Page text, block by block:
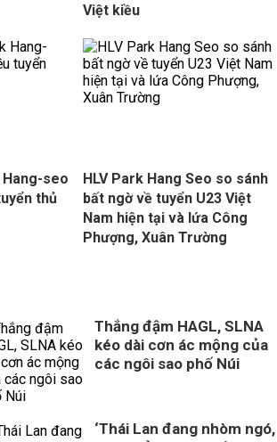
Việt kiều
Hang-seo
thủ
HLV Park Hang Seo so sánh
bất ngờ về tuyển U23 Việt
Nam hiện tại và lứa Công
Phượng, Xuân Trường
Thắng đậm HAGL, SLNA
kéo dài cơn ác mộng của
các ngôi sao phố Núi
‘Thái Lan đang nhòm ngó,